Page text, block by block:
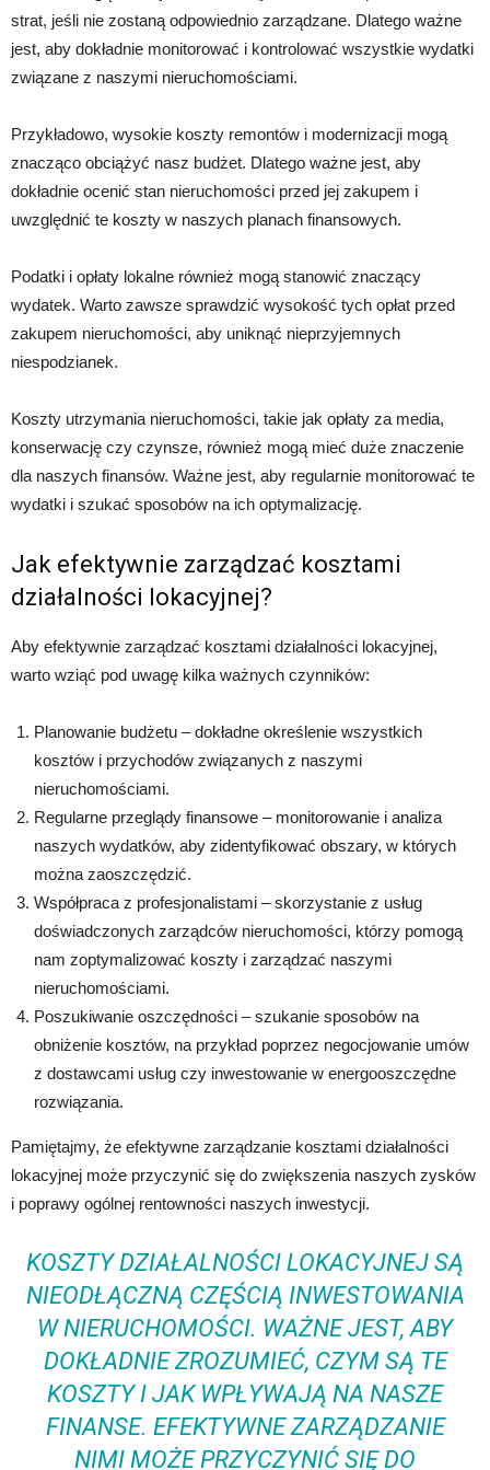
strat, jeśli nie zostaną odpowiednio zarządzane. Dlatego ważne
jest, aby dokładnie monitorować i kontrolować wszystkie wydatki
związane z naszymi nieruchomościami.
Przykładowo, wysokie koszty remontów i modernizacji mogą
znacząco obciążyć nasz budżet. Dlatego ważne jest, aby
dokładnie ocenić stan nieruchomości przed jej zakupem i
uwzględnić te koszty w naszych planach finansowych.
Podatki i opłaty lokalne również mogą stanowić znaczący
wydatek. Warto zawsze sprawdzić wysokość tych opłat przed
zakupem nieruchomości, aby uniknąć nieprzyjemnych
niespodzianek.
Koszty utrzymania nieruchomości, takie jak opłaty za media,
konserwację czy czynsze, również mogą mieć duże znaczenie
dla naszych finansów. Ważne jest, aby regularnie monitorować te
wydatki i szukać sposobów na ich optymalizację.
Jak efektywnie zarządzać kosztami
działalności lokacyjnej?
Aby efektywnie zarządzać kosztami działalności lokacyjnej,
warto wziąć pod uwagę kilka ważnych czynników:
Planowanie budżetu – dokładne określenie wszystkich
kosztów i przychodów związanych z naszymi
nieruchomościami.
Regularne przeglądy finansowe – monitorowanie i analiza
naszych wydatków, aby zidentyfikować obszary, w których
można zaoszczędzić.
Współpraca z profesjonalistami – skorzystanie z usług
doświadczonych zarządców nieruchomości, którzy pomogą
nam zoptymalizować koszty i zarządzać naszymi
nieruchomościami.
Poszukiwanie oszczędności – szukanie sposobów na
obniżenie kosztów, na przykład poprzez negocjowanie umów
z dostawcami usług czy inwestowanie w energooszczędne
rozwiązania.
Pamiętajmy, że efektywne zarządzanie kosztami działalności
lokacyjnej może przyczynić się do zwiększenia naszych zysków
i poprawy ogólnej rentowności naszych inwestycji.
KOSZTY DZIAŁALNOŚCI LOKACYJNEJ SĄ
NIEODŁĄCZNĄ CZĘŚCIĄ INWESTOWANIA
W NIERUCHOMOŚCI. WAŻNE JEST, ABY
DOKŁADNIE ZROZUMIEĆ, CZYM SĄ TE
KOSZTY I JAK WPŁYWAJĄ NA NASZE
FINANSE. EFEKTYWNE ZARZĄDZANIE
NIMI MOŻE PRZYCZYNIĆ SIĘ DO